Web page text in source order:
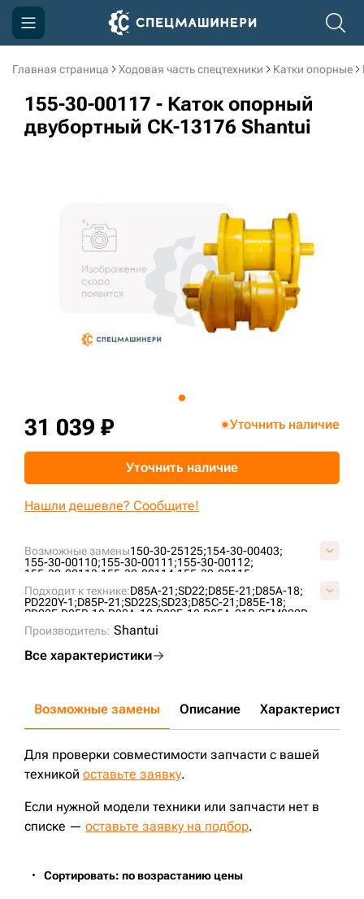
Главная страница Ходовая часть спецтехники Катки опорные
155-30-00117 - Каток опорный
двубортный СК-13176 Shantui
Возможные замены150-30-25125;154-30-00403;
155-30-00110;155-30-00111;155-30-00112;
155-30-00113;155-30-00114;155-30-00115;
155-30-00116;
155-30-00117; 155-30-00118;
155-30-00118-3;155-30-00118-SS;155-30-00250;
155-30-00250-6;155-30-00341;2-2290;B40850A0M00;
VKM353V;ZZ1553000250;
Подходит к технике:D85A-21;SD22;D85E-21;D85A-18;
PD220Y-1;D85P-21;SD22S;SD23;D85C-21;D85E-18;
SD22F;D85P-18;D80A-18;D80F-18;D85A-21B;SEM822D;
TY230;
CLG B230R;
Производитель: Shantui
Все характеристики
31 039 ₽ Уточнить наличие
Уточнить наличие
Нашли дешевле? Сообщите!
Возможные замены Описание Характеристики
Для проверки совместимости запчасти с вашей
техникой оставьте заявку.
Если нужной модели техники или запчасти нет в
списке — оставьте заявку на подбор.
Сортировать: по возрастанию цены
Компания
Акции
3D тур по производству
3D тур по складам
sksale@skdst.ru